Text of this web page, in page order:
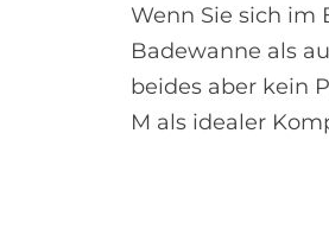
Wenn Sie sich im
Badewanne als
beides aber kein
M als idealer